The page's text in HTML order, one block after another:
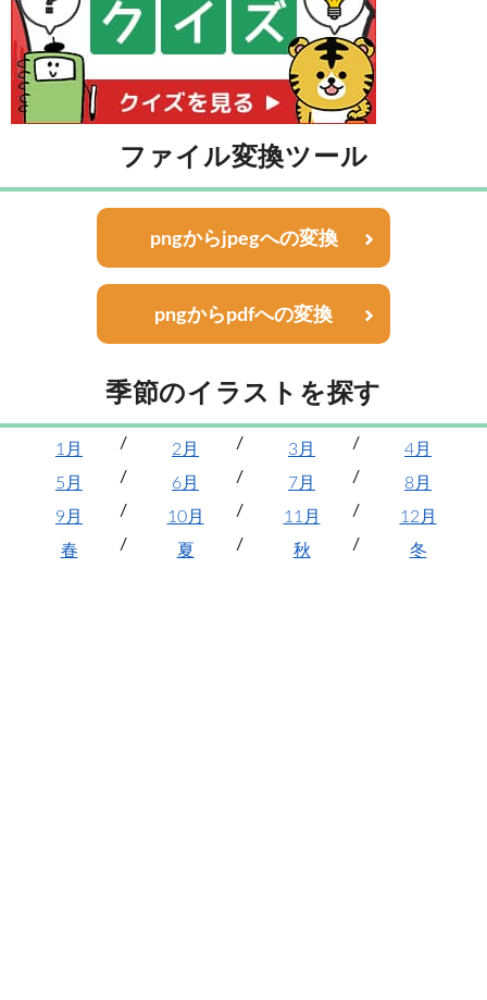
ファイル変換ツール
pngからjpegへの変換
pngからpdfへの変換
季節のイラストを探す
1月 2月 3月
4月
5月
6月 7月
8月
9月
10月 11月
12月
春
夏 秋 冬